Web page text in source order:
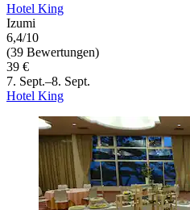
Hotel King
Izumi
6,4/10
(39 Bewertungen)
39 €
7. Sept.–8. Sept.
Hotel King